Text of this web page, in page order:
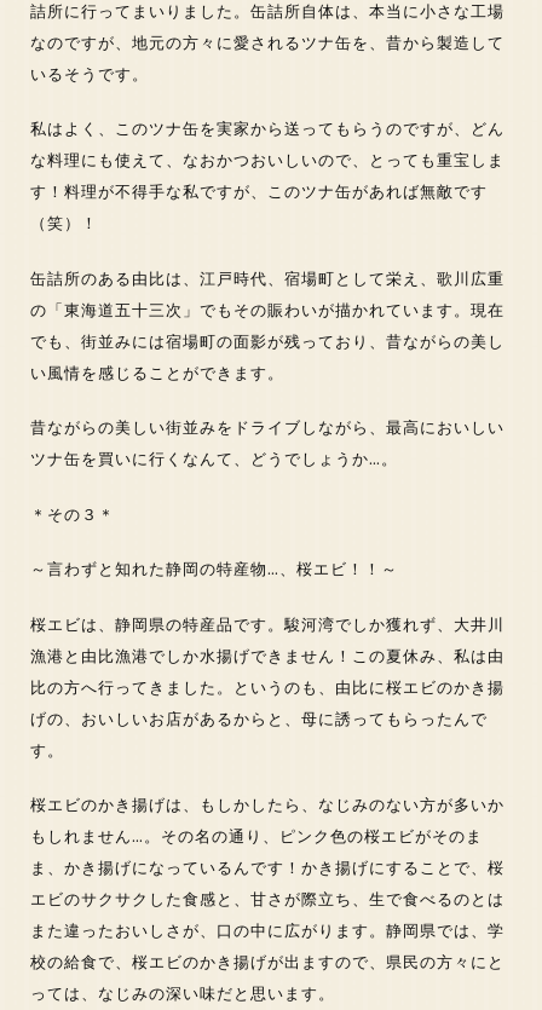
詰所に行ってまいりました。缶詰所自体は、本当に小さな工場
なのですが、地元の方々に愛されるツナ缶を、昔から製造して
いるそうです。
私はよく、このツナ缶を実家から送ってもらうのですが、どん
な料理にも使えて、なおかつおいしいので、とっても重宝しま
す！料理が不得手な私ですが、このツナ缶があれば無敵です
（笑）！
缶詰所のある由比は、江戸時代、宿場町として栄え、歌川広重
の「東海道五十三次」でもその賑わいが描かれています。現在
でも、街並みには宿場町の面影が残っており、昔ながらの美し
い風情を感じることができます。
昔ながらの美しい街並みをドライブしながら、最高においしい
ツナ缶を買いに行くなんて、どうでしょうか…。
＊その３＊
～言わずと知れた静岡の特産物…、桜エビ！！～
桜エビは、静岡県の特産品です。駿河湾でしか獲れず、大井川
漁港と由比漁港でしか水揚げできません！この夏休み、私は由
比の方へ行ってきました。というのも、由比に桜エビのかき揚
げの、おいしいお店があるからと、母に誘ってもらったんで
す。
桜エビのかき揚げは、もしかしたら、なじみのない方が多いか
もしれません…。その名の通り、ピンク色の桜エビがそのま
ま、かき揚げになっているんです！かき揚げにすることで、桜
エビのサクサクした食感と、甘さが際立ち、生で食べるのとは
また違ったおいしさが、口の中に広がります。静岡県では、学
校の給食で、桜エビのかき揚げが出ますので、県民の方々にと
っては、なじみの深い味だと思います。